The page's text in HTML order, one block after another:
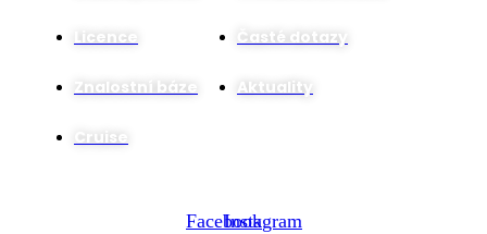
Licence Časté dotazy
Znalostní báze Aktuality
Cruise
FacebookInstagram